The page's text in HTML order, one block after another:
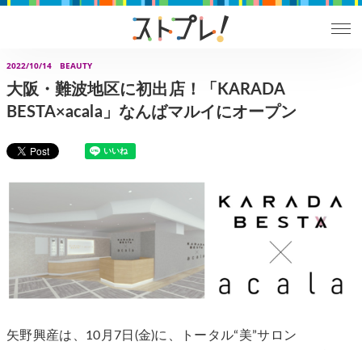
2022/10/14 BEAUTY
大阪・難波地区に初出店！「KARADA
BESTA×acala」なんばマルイにオープン
矢野興産は、10月7日(金)に、トータル“美”サロン